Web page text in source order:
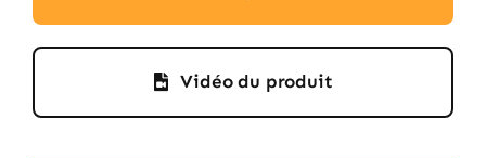
Vidéo du produit